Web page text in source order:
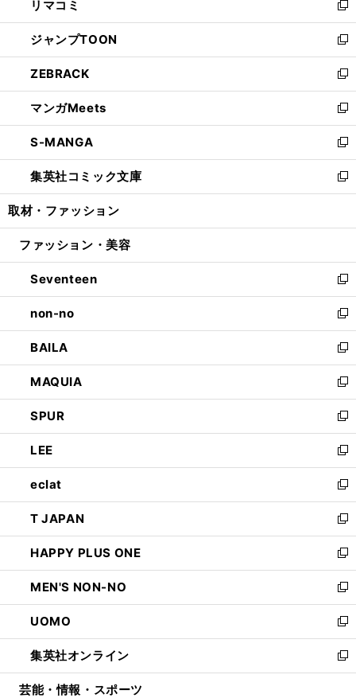
で
開
く
ド
ウ
で
開
く
ィ
ン
ド
ウ
で
開
く
い
ウ
ィ
ン
ド
ウ
で
開
く
リマコミ
新
し
い
ウ
ィ
ン
ド
ウ
で
開
く
ジャンプTOON
新
し
い
ウ
ィ
ン
ド
ウ
で
開
ZEBRACK
新
し
い
ウ
ィ
ン
ド
ウ
開
マンガMeets
新
し
い
ウ
ィ
ン
ウ
開
く
S-MANGA
新
し
い
ウ
ン
ウ
で
開
く
集英社コミック文庫
新
し
ウ
ン
ド
ウ
で
開
く
取材・ファッション
ファッション・美容
Seventeen
新
し
い
ウ
ィ
ン
ド
ウ
で
開
く
non-no
新
し
い
ウ
ィ
ン
ド
ウ
で
開
く
BAILA
新
し
い
ウ
ィ
ン
ド
ウ
で
開
く
MAQUIA
新
し
い
ウ
ィ
ン
ド
ウ
で
開
く
SPUR
新
し
い
ウ
ィ
ン
ド
ウ
で
開
く
LEE
新
し
い
ウ
ィ
ン
ド
ウ
で
開
く
eclat
新
し
い
ウ
ィ
ン
ド
ウ
で
開
く
T JAPAN
新
し
い
ウ
ィ
ン
ド
ウ
で
開
HAPPY PLUS ONE
新
し
い
ウ
ィ
ン
ド
ウ
MEN'S NON-NO
新
し
い
ウ
ィ
ン
UOMO
新
し
い
ウ
集英社オンライン
新
し
芸能・情報・スポーツ